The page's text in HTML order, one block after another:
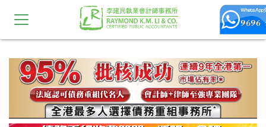
10,11,12,13,14,15,16,17,18,19,20